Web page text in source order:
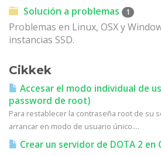
Solución a problemas
1
Problemas en Linux, OSX y
instancias SSD.
Cikkek
Accesar el modo individual de
password de root)
Para restablecer la contraseña root de su
arrancar en modo de usuario único....
Crear un servidor de DOTA 2 en